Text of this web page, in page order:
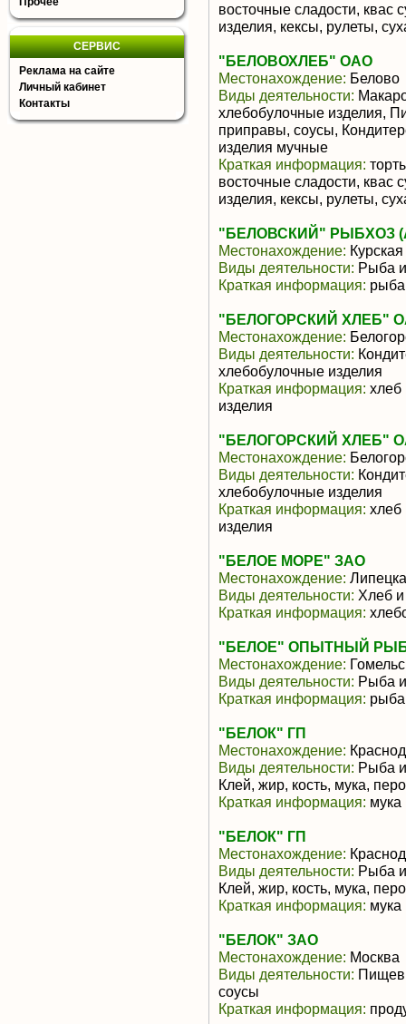
СЕРВИС
Реклама на сайте
Личный кабинет
Контакты
восточные сладости, квас
изделия, кексы, рулеты,
"БЕЛОВОХЛЕБ" ОАО
Местонахождение: Белово
Виды деятельности:
хлебобулочные изделия,
приправы, соусы,
изделия мучные
Краткая информация:
восточные сладости, квас
изделия, кексы, рулеты,
"БЕЛОВСКИЙ" РЫБХОЗ
Местонахождение:
Виды деятельности: Рыба
Краткая информация:
"БЕЛОГОРСКИЙ ХЛЕБ"
Местонахождение:
Виды деятельности:
хлебобулочные изделия
Краткая информация: хлеб
изделия
"БЕЛОГОРСКИЙ ХЛЕБ"
Местонахождение:
Виды деятельности:
хлебобулочные изделия
Краткая информация: хлеб
изделия
"БЕЛОЕ МОРЕ" ЗАО
Местонахождение:
Виды деятельности: Хлеб
Краткая информация:
"БЕЛОЕ" ОПЫТНЫЙ
Местонахождение:
Виды деятельности: Рыба
Краткая информация: рыба
"БЕЛОК" ГП
Местонахождение:
Виды деятельности: Рыба
Клей, жир, кость, мука, перо
Краткая информация: мука
"БЕЛОК" ГП
Местонахождение:
Виды деятельности: Рыба
Клей, жир, кость, мука, перо
Краткая информация: мука
"БЕЛОК" ЗАО
Местонахождение: Москва
Виды деятельности:
соусы
Краткая информация: